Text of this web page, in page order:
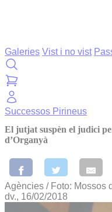
Galeries Vist i no vist
Successos Pirineus
El jutjat suspèn el judici
d’Organyà
Agències / Foto: Mossos
dv., 16/02/2018